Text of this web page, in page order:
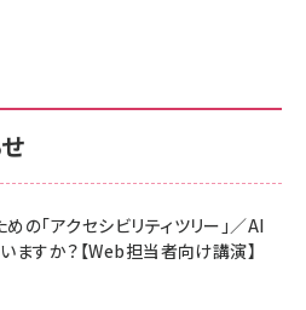
の「アクセシビリティツリー」／AI
ますか？【Web担当者向け講演】